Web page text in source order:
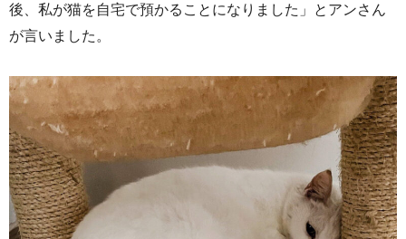
後、私が猫を自宅で預かることになりました」とアンさん
が言いました。